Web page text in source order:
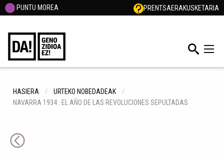
PUNTU MOREA PRENTSAERAKUSKETARIA
HASIERA
URTEKO NOBEDADEAK
NAVARRA 1934 : EL AÑO DE LAS REVOLUCIONES SEPULTADAS